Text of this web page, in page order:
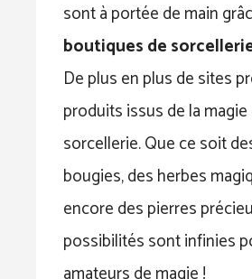
sont à portée de main
boutiques de
De plus en plus de sites
produits issus de la magie
sorcellerie. Que ce soit
bougies, des herbes
encore des pierres
possibilités sont infinies